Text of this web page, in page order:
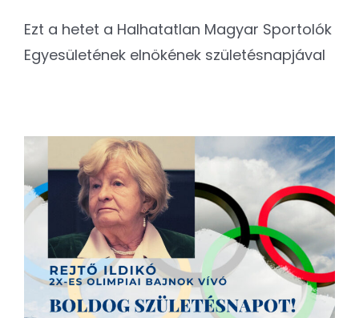
Ezt a hetet a Halhatatlan Magyar Sportolók
Egyesületének elnökének születésnapjával